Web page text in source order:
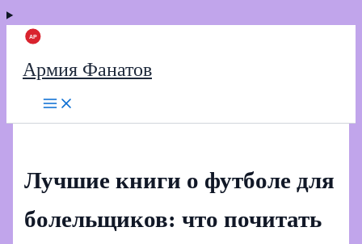
Армия Фанатов
Лучшие книги о футболе для
болельщиков: что почитать